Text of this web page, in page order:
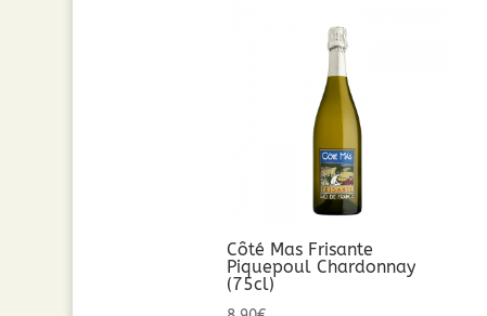
Côté Mas Frisante
Piquepoul Chardonnay
(75cl)